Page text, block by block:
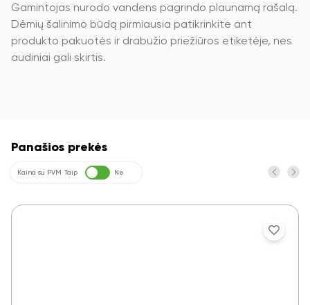
Gamintojas nurodo vandens pagrindo plaunamą rašalą.
Dėmių šalinimo būdą pirmiausia patikrinkite ant
produkto pakuotės ir drabužio priežiūros etiketėje, nes
audiniai gali skirtis.
Panašios prekės
Kaina su PVM Taip Ne